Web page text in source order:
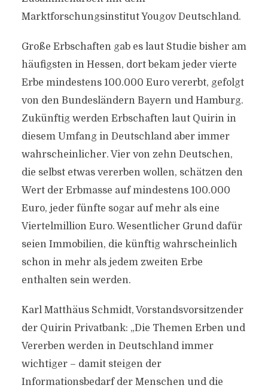
Marktforschungsinstitut Yougov Deutschland.
Große Erbschaften gab es laut Studie bisher am
häufigsten in Hessen, dort bekam jeder vierte
Erbe mindestens 100.000 Euro vererbt, gefolgt
von den Bundesländern Bayern und Hamburg.
Zukünftig werden Erbschaften laut Quirin in
diesem Umfang in Deutschland aber immer
wahrscheinlicher. Vier von zehn Deutschen,
die selbst etwas vererben wollen, schätzen den
Wert der Erbmasse auf mindestens 100.000
Euro, jeder fünfte sogar auf mehr als eine
Viertelmillion Euro. Wesentlicher Grund dafür
seien Immobilien, die künftig wahrscheinlich
schon in mehr als jedem zweiten Erbe
enthalten sein werden.
Karl Matthäus Schmidt, Vorstandsvorsitzender
der Quirin Privatbank: „Die Themen Erben und
Vererben werden in Deutschland immer
wichtiger – damit steigen der
Informationsbedarf der Menschen und die